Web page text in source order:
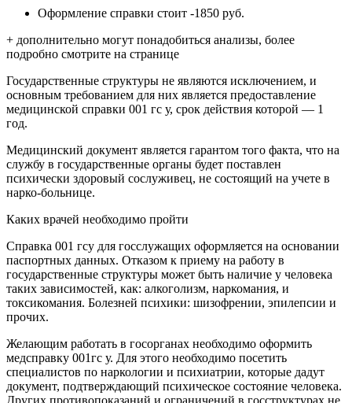
Оформление справки стоит -1850 руб.
+ дополнительно могут понадобиться анализы, более
подробно смотрите на странице
Государственные структуры не являются исключением, и
основным требованием для них является предоставление
медицинской справки 001 гс у, срок действия которой — 1
год.
Медицинский документ является гарантом того факта, что на
службу в государственные органы будет поставлен
психически здоровый сослуживец, не состоящий на учете в
нарко-больнице.
Каких врачей необходимо пройти
Справка 001 гсу для госслужащих оформляется на основании
паспортных данных. Отказом к приему на работу в
государственные структуры может быть наличие у человека
таких зависимостей, как: алкоголизм, наркомания, и
токсикомания. Болезней психики: шизофрении, эпилепсии и
прочих.
Желающим работать в госорганах необходимо оформить
медсправку 001гс у. Для этого необходимо посетить
специалистов по наркологии и психиатрии, которые дадут
документ, подтверждающий психическое состояние человека.
Других противопоказаний и ограничений в госструктурах не